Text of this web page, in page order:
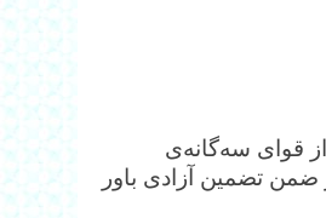
قوای سه‌گانه‌ی
تضمین آزادی باور